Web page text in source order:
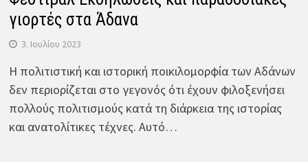
γιορτές στα Άδανα
3. Ιουλίου 2023
Η πολιτιστική και ιστορική ποικιλομορφία των Αδάνων
δεν περιορίζεται στο γεγονός ότι έχουν φιλοξενήσει
πολλούς πολιτισμούς κατά τη διάρκεια της ιστορίας
και ανατολίτικες τέχνες. Αυτό…